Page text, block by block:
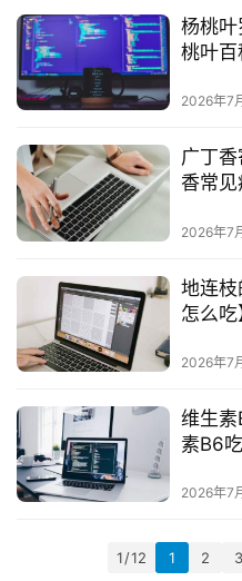
直
播
带
货
引
流
推
广
域
社
群
答
社
杨桃
桃叶百
2026年7
广丁
香常见
2026年7
地连
怎么吃
2026年7
维生
素B6
2026年7
1 / 12 1 2 3